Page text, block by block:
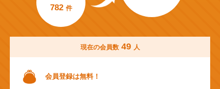
782 件
現在の会員数 49 人
会員登録は無料！